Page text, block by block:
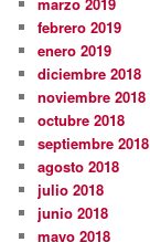
febrero 2019
enero 2019
diciembre 2018
noviembre 2018
octubre 2018
septiembre 2018
agosto 2018
julio 2018
junio 2018
mayo 2018